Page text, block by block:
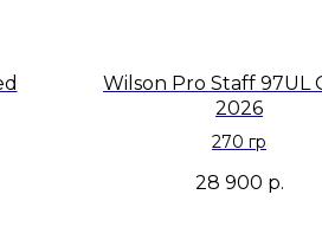
Wilson Pro Staff 97UL
2026
270 гр
28 900 р.